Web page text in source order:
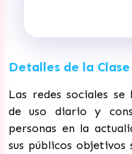
Detalles de la Clase
Las redes sociales
de uso diario y
personas en la
sus públicos